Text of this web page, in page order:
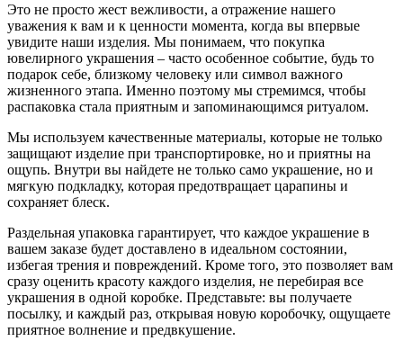
Это не просто жест вежливости, а отражение нашего
уважения к вам и к ценности момента, когда вы впервые
увидите наши изделия. Мы понимаем, что покупка
ювелирного украшения – часто особенное событие, будь то
подарок себе, близкому человеку или символ важного
жизненного этапа. Именно поэтому мы стремимся, чтобы
распаковка стала приятным и запоминающимся ритуалом.
Мы используем качественные материалы, которые не только
защищают изделие при транспортировке, но и приятны на
ощупь. Внутри вы найдете не только само украшение, но и
мягкую подкладку, которая предотвращает царапины и
сохраняет блеск.
Раздельная упаковка гарантирует, что каждое украшение в
вашем заказе будет доставлено в идеальном состоянии,
избегая трения и повреждений. Кроме того, это позволяет вам
сразу оценить красоту каждого изделия, не перебирая все
украшения в одной коробке. Представьте: вы получаете
посылку, и каждый раз, открывая новую коробочку, ощущаете
приятное волнение и предвкушение.